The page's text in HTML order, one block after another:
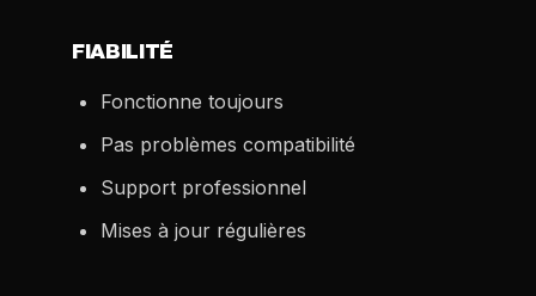
FIABILITÉ
Fonctionne toujours
Pas problèmes compatibilité
Support professionnel
Mises à jour régulières